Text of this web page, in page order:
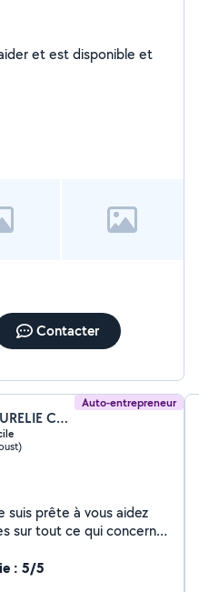
et est disponible et
Contacter
Auto-entrepreneur
Aurélie Clairet (AURELIE CLAIRET)
suis prête à vous aidez
sur tout ce qui concerne
: 5/5